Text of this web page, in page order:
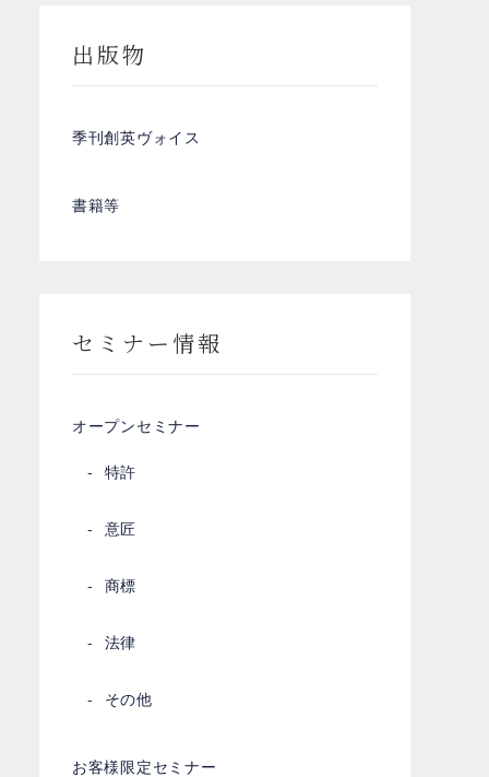
出版物
季刊創英ヴォイス
書籍等
セミナー情報
オープンセミナー
特許
意匠
商標
法律
その他
お客様限定セミナー